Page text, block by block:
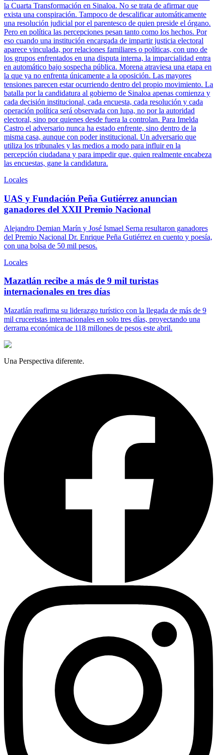
la Cuarta Transformación en Sinaloa. No se trata de afirmar que
exista una conspiración. Tampoco de descalificar automáticamente
una resolución judicial por el parentesco de quien preside el órgano.
Pero en política las percepciones pesan tanto como los hechos. Por
eso cuando una institución encargada de impartir justicia electoral
aparece vinculada, por relaciones familiares o políticas, con uno de
los grupos enfrentados en una disputa interna, la imparcialidad entra
en automático bajo sospecha pública. Morena atraviesa una etapa en
la que ya no enfrenta únicamente a la oposición. Las mayores
tensiones parecen estar ocurriendo dentro del propio movimiento. La
batalla por la candidatura al gobierno de Sinaloa apenas comienza y
cada decisión institucional, cada encuesta, cada resolución y cada
operación política será observada con lupa, no por la autoridad
electoral, sino por quienes desde fuera la controlan. Para Imelda
Castro el adversario nunca ha estado enfrente, sino dentro de la
misma casa, aunque con poder institucional. Un adversario que
utiliza los tribunales y las medios a modo para influir en la
percepción ciudadana y para impedir que, quien realmente encabeza
las encuestas, gane la candidatura.
Locales
UAS y Fundación Peña Gutiérrez anuncian
ganadores del XXII Premio Nacional
Alejandro Demian Marín y José Ismael Serna resultaron ganadores
del Premio Nacional Dr. Enrique Peña Gutiérrez en cuento y poesía,
con una bolsa de 50 mil pesos.
Locales
Mazatlán recibe a más de 9 mil turistas
internacionales en tres días
Mazatlán reafirma su liderazgo turístico con la llegada de más de 9
mil cruceristas internacionales en solo tres días, proyectando una
derrama económica de 118 millones de pesos este abril.
Una Perspectiva diferente.